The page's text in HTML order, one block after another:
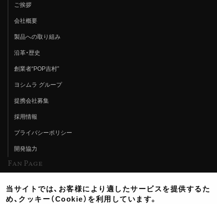
ご挨拶
会社概要
製品への取り組み
沿革・歴史
創業者“POP吉村”
ヨシムラ グループ
提携会社募集
採用情報
プライバシーポリシー
開発協力
Fan Page
ヨシムラTV
当サイトでは、お客様により適したサービスを提供するた
め、クッキー（Cookie）を利用しています。